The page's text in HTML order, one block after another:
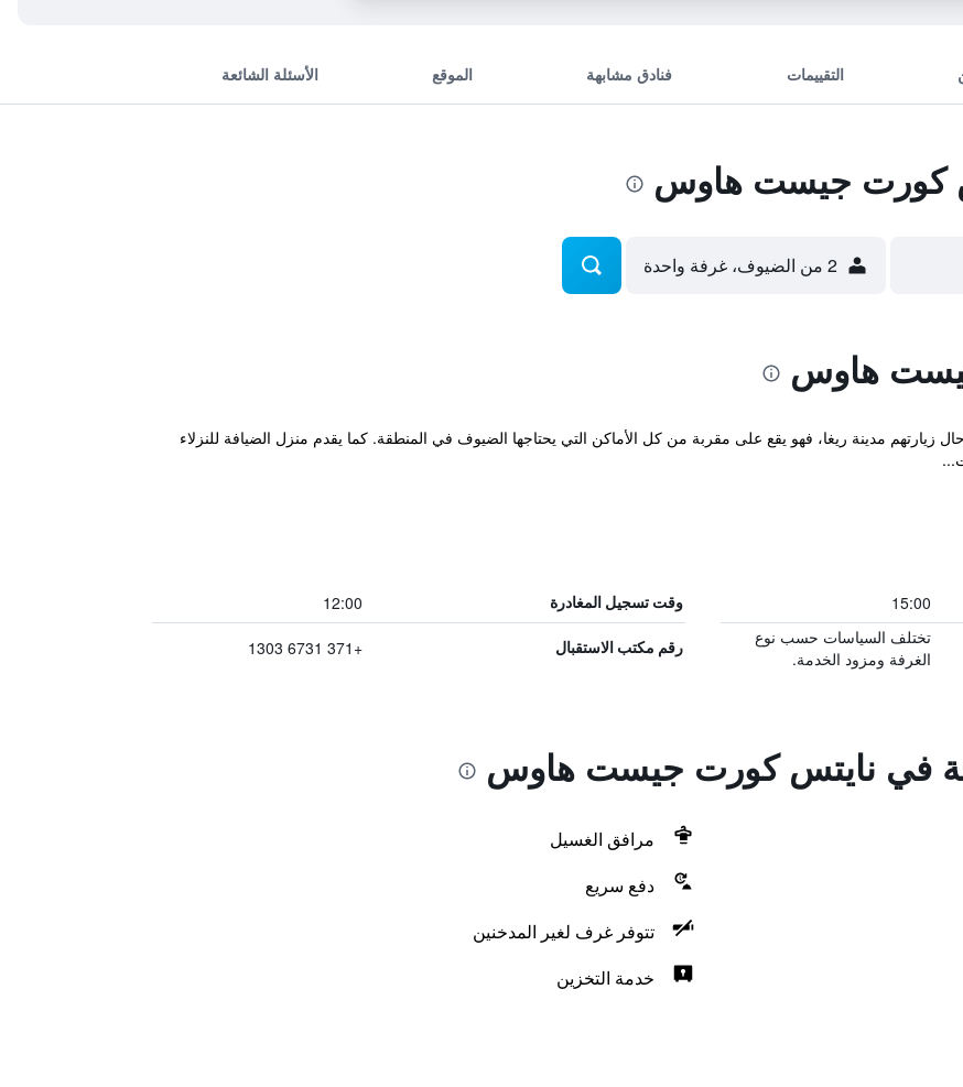
التقييمات فنادق مشابهة الموقع الأسئلة الشائعة
كورت جيست هاوس
2 من الضيوف، غرفة واحدة
هاوس
زيارتهم مدينة ريغا، فهو يقع على مقربة من كل الأماكن التي يحتاجها الضيوف في المنطقة. كما يقدم منزل الضيافة للنزلاء
15:00 وقت تسجيل المغادرة 12:00
تختلف السياسات حسب نوع
الغرفة ومزود الخدمة.
رقم مكتب الاستقبال +371 6731 1303
في نايتس كورت جيست هاوس
مرافق الغسيل
دفع سريع
تتوفر غرف لغير المدخنين
خدمة التخزين